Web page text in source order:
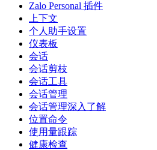
Zalo Personal 插件
上下文
个人助手设置
仪表板
会话
会话剪枝
会话工具
会话管理
会话管理深入了解
位置命令
使用量跟踪
健康检查